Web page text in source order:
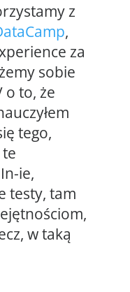
z
,
za
sobie
o to, że
tego,
ie,
testy, tam
w taką